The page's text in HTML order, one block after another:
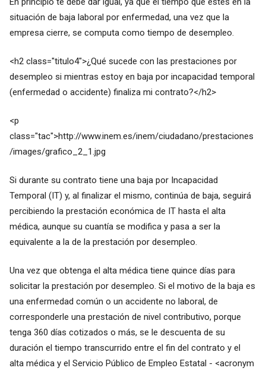
situación de baja laboral por enfermedad, una vez que la
empresa cierre, se computa como tiempo de desempleo.
<h2 class="titulo4">¿Qué sucede con las prestaciones por
desempleo si mientras estoy en baja por incapacidad temporal
(enfermedad o accidente) finaliza mi contrato?</h2>
<p
class="tac">http://www.inem.es/inem/ciudadano/prestaciones
/images/grafico_2_1.jpg
Si durante su contrato tiene una baja por Incapacidad
Temporal (IT) y, al finalizar el mismo, continúa de baja, seguirá
percibiendo la prestación económica de IT hasta el alta
médica, aunque su cuantía se modifica y pasa a ser la
equivalente a la de la prestación por desempleo.
Una vez que obtenga el alta médica tiene quince días para
solicitar la prestación por desempleo. Si el motivo de la baja es
una enfermedad común o un accidente no laboral, de
corresponderle una prestación de nivel contributivo, porque
tenga 360 días cotizados o más, se le descuenta de su
duración el tiempo transcurrido entre el fin del contrato y el
alta médica y el Servicio Público de Empleo Estatal - <acronym